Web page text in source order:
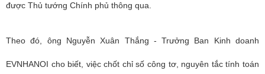
được Thủ tướng Chính phủ thông qua.
Theo đó, ông Nguyễn Xuân Thắng - Trưởng Ban Kinh doanh
EVNHANOI cho biết, việc chốt chỉ số công tơ, nguyên tắc tính toán